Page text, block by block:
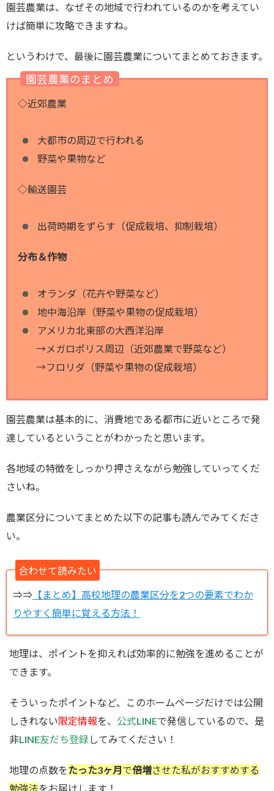
園芸農業は、なぜその地域で行われているのかを考えてい
けば簡単に攻略できますね。
というわけで、最後に園芸農業についてまとめておきます。
園芸農業のまとめ
◇近郊農業
大都市の周辺で行われる
野菜や果物など
◇輸送園芸
出荷時期をずらす（促成栽培、抑制栽培）
分布＆作物
オランダ（花卉や野菜など）
地中海沿岸（野菜や果物の促成栽培）
アメリカ北東部の大西洋沿岸
→メガロポリス周辺（近郊農業で野菜など）
→フロリダ（野菜や果物の促成栽培）
園芸農業は基本的に、消費地である都市に近いところで発
達しているということがわかったと思います。
各地域の特徴をしっかり押さえながら勉強していってくだ
さいね。
農業区分についてまとめた以下の記事も読んでみてくださ
い。
合わせて読みたい
⇒⇒ 【まとめ】高校地理の農業区分を2つの要素でわか
りやすく簡単に覚える方法！
地理は、ポイントを抑えれば効率的に勉強を進めることが
できます。
そういったポイントなど、このホームページだけでは公開
しきれない限定情報を、 公式LINEで発信しているので、是
非LINE友だち登録 してみてください！
地理の点数を たった3ヶ月で倍増させた私がおすすめする
勉強法をお届けします！